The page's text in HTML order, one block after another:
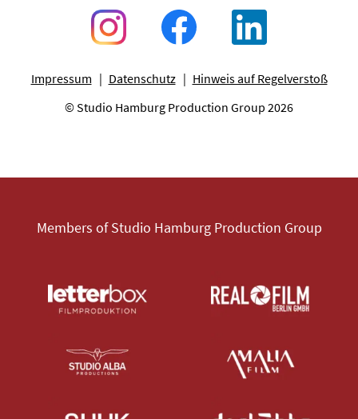
Impressum Datenschutz
Hinweis auf Regelverstoß
© Studio Hamburg Production Group 2026
Members of Studio Hamburg Production Group